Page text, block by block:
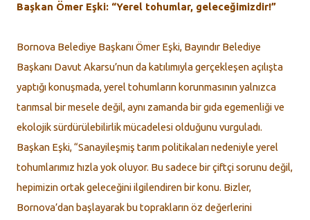
Başkan Ömer Eşki: “Yerel tohumlar, geleceğimizdir!”
Bornova Belediye Başkanı Ömer Eşki, Bayındır Belediye
Başkanı Davut Akarsu’nun da katılımıyla gerçekleşen açılışta
yaptığı konuşmada, yerel tohumların korunmasının yalnızca
tarımsal bir mesele değil, aynı zamanda bir gıda egemenliği ve
ekolojik sürdürülebilirlik mücadelesi olduğunu vurguladı.
Başkan Eşki, “Sanayileşmiş tarım politikaları nedeniyle yerel
tohumlarımız hızla yok oluyor. Bu sadece bir çiftçi sorunu değil,
hepimizin ortak geleceğini ilgilendiren bir konu. Bizler,
Bornova’dan başlayarak bu toprakların öz değerlerini